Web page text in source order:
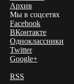
Архив
Мы в соцсетях
Facebook
ВКонтакте
Одноклассники
Twitter
Google+
RSS